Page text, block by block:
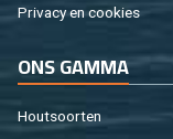
Pri­va­cy en coo­kies
ONS GAMMA
Hout­soor­ten